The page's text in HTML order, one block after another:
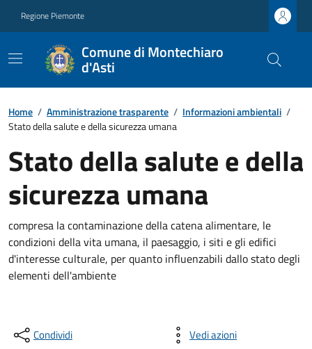
Regione Piemonte
Comune di Montechiaro
d'Asti
Home / Amministrazione trasparente / Informazioni ambientali /
Stato della salute e della sicurezza umana
Stato della salute e della
sicurezza umana
compresa la contaminazione della catena alimentare, le
condizioni della vita umana, il paesaggio, i siti e gli edifici
d'interesse culturale, per quanto influenzabili dallo stato degli
elementi dell'ambiente
Condividi Vedi azioni